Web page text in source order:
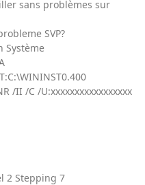
sans problèmes sur
SVP?
Système
/II /C /U:xxxxxxxxxxxxxxxxx
2 Stepping 7